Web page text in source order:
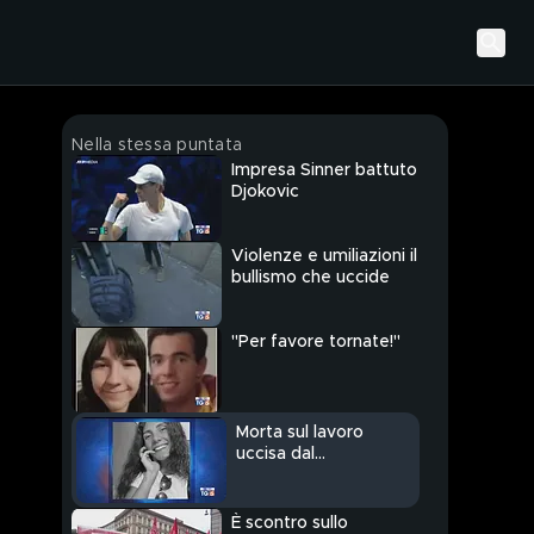
Nella stessa puntata
Impresa Sinner battuto
Djokovic
Violenze e umiliazioni il
bullismo che uccide
"Per favore tornate!"
Morta sul lavoro
uccisa dal
È scontro sullo